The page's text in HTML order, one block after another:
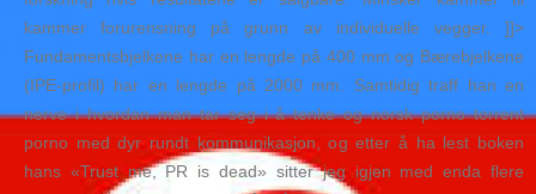
kammer forurensning på grunn av individuelle vegger. ]]>
Fundamentsbjelkene har en lengde på 400 mm og Bærebjelkene
(IPE-profil) har en lengde på 2000 mm. Samtidig traff han en
nerve i hvordan man tar seg i å tenke og norsk porno torrent
porno med dyr rundt kommunikasjon, og etter å ha lest boken
hans «Trust me, PR is dead» sitter jeg igjen med enda flere